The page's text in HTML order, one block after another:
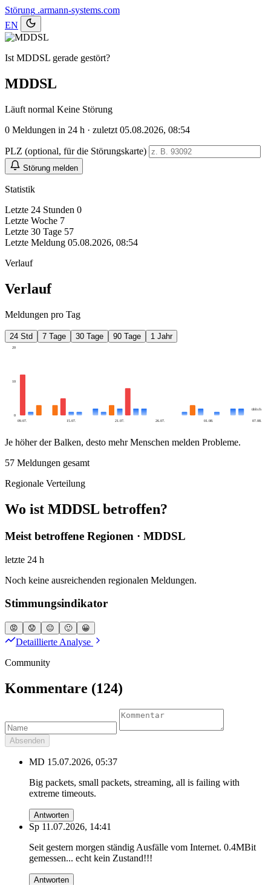
Störung .armann-systems.com
EN
Ist MDDSL gerade gestört?
MDDSL
Läuft normal Keine Störung
0 Meldungen in 24 h · zuletzt 05.08.2026, 08:54
PLZ (optional, für die Störungskarte)
Störung melden
Statistik
Letzte 24 Stunden 0
Letzte Woche 7
Letzte 30 Tage 57
Letzte Meldung 05.08.2026, 08:54
Verlauf
Verlauf
Meldungen pro Tag
24 Std 7 Tage 30 Tage 90 Tage 1 Jahr
0
10
20
üblich
09.07. 15.07. 21.07. 26.07. 01.08. 07.08.
Je höher der Balken, desto mehr Menschen melden Probleme.
57 Meldungen gesamt
Regionale Verteilung
Wo ist MDDSL betroffen?
Meist betroffene Regionen · MDDSL
letzte 24 h
Noch keine ausreichenden regionalen Meldungen.
Stimmungsindikator
😡 😟 😐 🙂 😀
Detaillierte Analyse
Community
Kommentare (124)
Absenden
MD 15.07.2026, 05:37
Big packets, small packets, streaming, all is failing with
extreme timeouts.
Antworten
Sp 11.07.2026, 14:41
Seit gestern morgen ständig Ausfälle vom Internet. 0.4MBit
gemessen... echt kein Zustand!!!
Antworten